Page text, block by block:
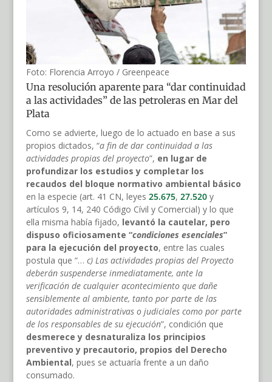
Foto: Florencia Arroyo / Greenpeace
Una resolución aparente para “dar continuidad
a las actividades” de las petroleras en Mar del
Plata
Como se advierte, luego de lo actuado en base a sus
propios dictados, “a fin de dar continuidad a las
actividades propias del proyecto”, en lugar de
profundizar los estudios y completar los
recaudos del bloque normativo ambiental básico
en la especie (art. 41 CN, leyes 25.675, 27.520y
artículos 9, 14, 240 Código Cívil y Comercial) y lo que
ella misma había fijado, levantó la cautelar, pero
dispuso oficiosamente “condiciones esenciales”
para la ejecución del proyecto, entre las cuales
postula que “… c) Las actividades propias del Proyecto
deberán suspenderse inmediatamente, ante la
verificación de cualquier acontecimiento que dañe
sensiblemente al ambiente, tanto por parte de las
autoridades administrativas o judiciales como por parte
de los responsables de su ejecución”, condición que
desmerece y desnaturaliza los principios
preventivo y precautorio, propios del Derecho
Ambiental, pues se actuaría frente a un daño
consumado.